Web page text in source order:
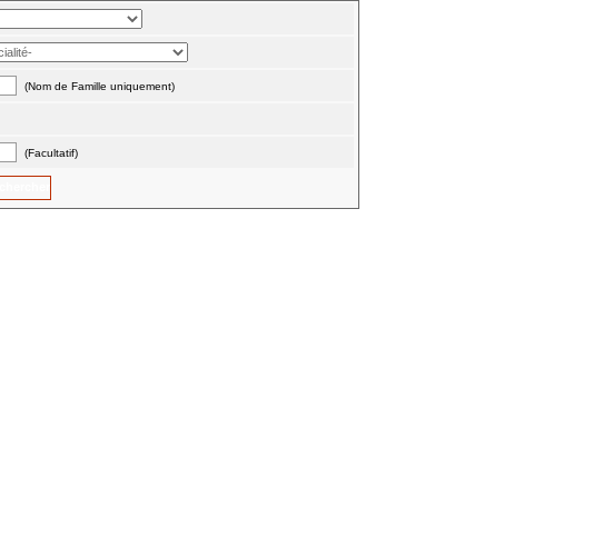
(Nom de Famille uniquement)
(Facultatif)